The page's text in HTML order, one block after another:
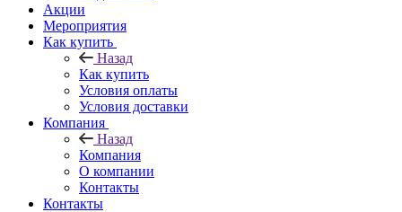
Акции
Мероприятия
Как купить
Назад
Как купить
Условия оплаты
Условия доставки
Компания
Назад
Компания
О компании
Контакты
Контакты